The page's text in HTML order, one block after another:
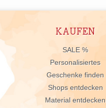
KAUFEN
SALE %
Personalisiertes
Geschenke finden
Shops entdecken
Material entdecken